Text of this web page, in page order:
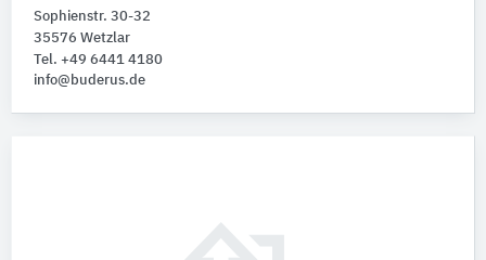
Sophienstr. 30-32
35576 Wetzlar
Tel. +49 6441 4180
info@buderus.de